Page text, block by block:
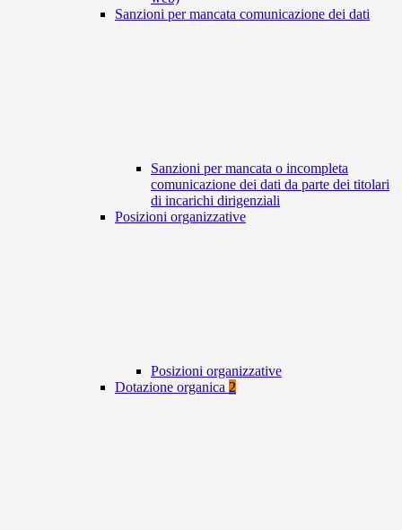
Sanzioni per mancata comunicazione dei dati
Sanzioni per mancata o incompleta
comunicazione dei dati da parte dei titolari
di incarichi dirigenziali
Posizioni organizzative
Posizioni organizzative
Dotazione organica 2